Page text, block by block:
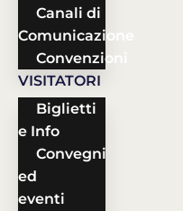
Canali di
Comunicazione
Convenzioni
VISITATORI
Biglietti
e Info
Convegni
ed
eventi